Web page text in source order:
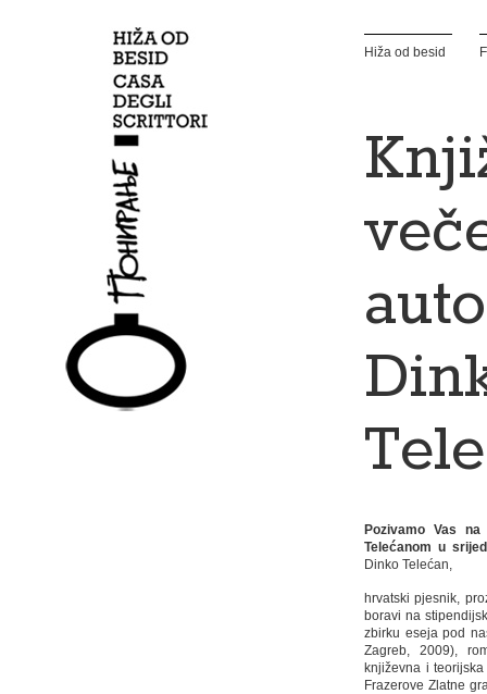
Hiža od besid
Pozivamo Vas
Telećanom u
Dinko Telećan,
hrvatski pjesnik,
boravi na
zbirku eseja pod
Zagreb, 2009),
književna i
Frazerove Zlatne